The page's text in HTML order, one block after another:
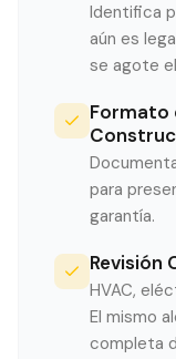
Identifica
aún es
se agote
Formato
para
garantía.
Revisión
HVAC,
El mismo
completa